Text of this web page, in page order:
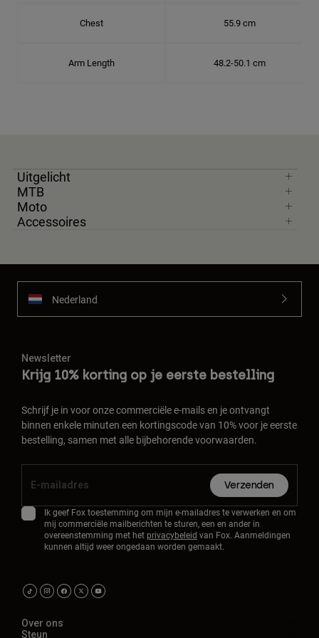
Chest 55.9 cm
Arm Length 48.2-50.1 cm
Uitgelicht
MTB
Moto
Accessoires
Nederland
Newsletter
Krijg 10% korting op je eerste bestelling
Schrijf je in voor onze commerciële e-mails en je ontvangt
binnen enkele minuten een kortingscode van 10% voor je eerste
bestelling, samen met alle bijbehorende voorwaarden.
Verzenden
Ik geef Fox toestemming om mijn e-mailadres te verwerken en om
mij commerciële mailberichten te sturen, een en ander in
overeenstemming met het privacybeleid van Fox. Aanmeldingen
kunnen altijd weer ongedaan worden gemaakt.
Over ons
Steun